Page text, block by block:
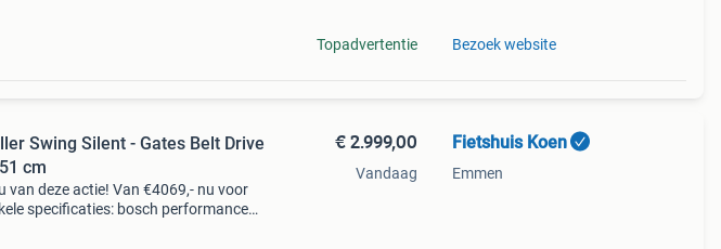
Topadvertentie Bezoek website
Swing Silent - Gates Belt Drive
cm
van deze actie! Van €4069,- nu voor
specificaties: bosch performance
€ 2.999,00
Vandaag
Fietshuis Koen
Emmen